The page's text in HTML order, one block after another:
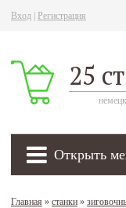
Вход Регистрация
25
Открыть
Главная » станки »